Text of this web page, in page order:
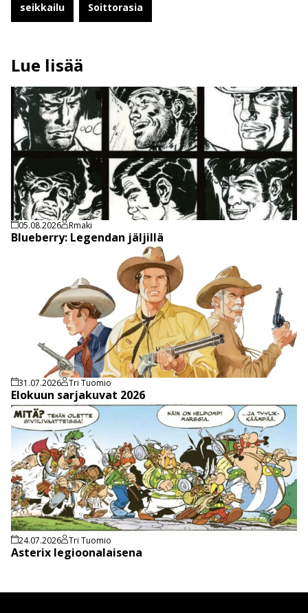
seikkailu Soittorasia
Lue lisää
05.08.2026 Rmaki
Blueberry: Legendan jäljillä
31.07.2026 Tri Tuomio
Elokuun sarjakuvat 2026
24.07.2026 Tri Tuomio
Asterix legioonalaisena